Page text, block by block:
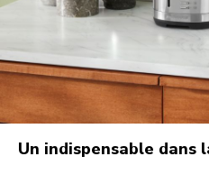
Un indispensable dans